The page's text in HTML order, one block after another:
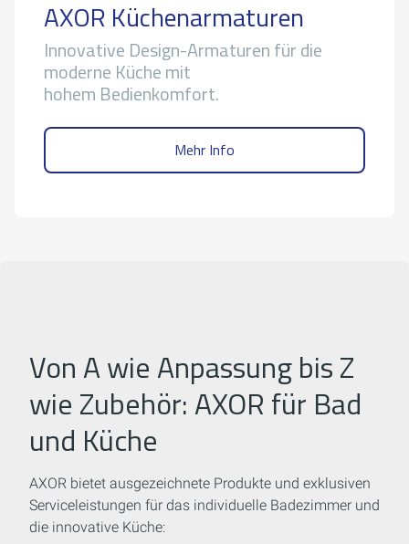
AXOR Küchenarmaturen
Innovative Design-Armaturen für die
moderne Küche mit
hohem Bedienkomfort.
Mehr Info
Von A wie Anpassung bis Z
wie Zubehör: AXOR für Bad
und Küche
AXOR bietet ausgezeichnete Produkte und exklusiven
Serviceleistungen für das individuelle Badezimmer und
die innovative Küche: